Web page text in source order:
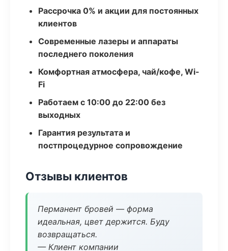
Рассрочка 0% и акции для постоянных
клиентов
Современные лазеры и аппараты
последнего поколения
Комфортная атмосфера, чай/кофе, Wi-
Fi
Работаем с 10:00 до 22:00 без
выходных
Гарантия результата и
постпроцедурное сопровождение
Отзывы клиентов
Перманент бровей — форма
идеальная, цвет держится. Буду
возвращаться.
— Клиент компании